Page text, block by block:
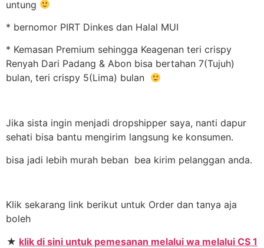
untung
* bernomor PIRT Dinkes dan Halal MUI
* Kemasan Premium sehingga Keagenan teri crispy
Renyah Dari Padang & Abon bisa bertahan 7(Tujuh)
bulan, teri crispy 5(Lima) bulan
Jika sista ingin menjadi dropshipper saya, nanti dapur
sehati bisa bantu mengirim langsung ke konsumen.
bisa jadi lebih murah beban bea kirim pelanggan anda.
Klik sekarang link berikut untuk Order dan tanya aja
boleh
★ klik di sini untuk pemesanan melalui wa melalui CS 1